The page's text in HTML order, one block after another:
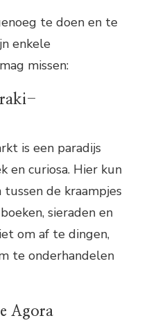
te doen en te
enkele
missen:
is een paradijs
en curiosa. Hier kun
de kraampjes
sieraden en
om af te dingen,
te onderhandelen
Agora